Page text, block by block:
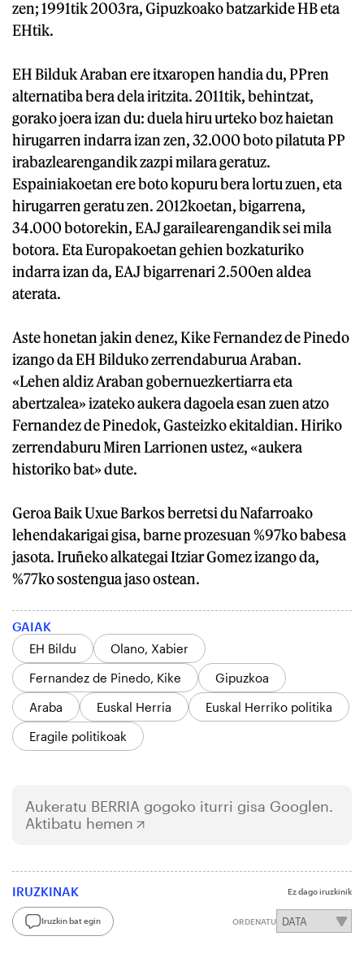
zen; 1991tik 2003ra, Gipuzkoako batzarkide HB eta
EHtik.
EH Bilduk Araban ere itxaropen handia du, PPren
alternatiba bera dela iritzita. 2011tik, behintzat,
gorako joera izan du: duela hiru urteko boz haietan
hirugarren indarra izan zen, 32.000 boto pilatuta PP
irabazlearengandik zazpi milara geratuz.
Espainiakoetan ere boto kopuru bera lortu zuen, eta
hirugarren geratu zen. 2012koetan, bigarrena,
34.000 botorekin, EAJ garailearengandik sei mila
botora. Eta Europakoetan gehien bozkaturiko
indarra izan da, EAJ bigarrenari 2.500en aldea
aterata.
Aste honetan jakin denez, Kike Fernandez de Pinedo
izango da EH Bilduko zerrendaburua Araban.
«Lehen aldiz Araban gobernuezkertiarra eta
abertzalea» izateko aukera dagoela esan zuen atzo
Fernandez de Pinedok, Gasteizko ekitaldian. Hiriko
zerrendaburu Miren Larrionen ustez, «aukera
historiko bat» dute.
Geroa Baik Uxue Barkos berretsi du Nafarroako
lehendakarigai gisa, barne prozesuan %97ko babesa
jasota. Iruñeko alkategai Itziar Gomez izango da,
%77ko sostengua jaso ostean.
GAIAK
EH Bildu
Olano, Xabier
Fernandez de Pinedo, Kike
Gipuzkoa
Araba
Euskal Herria
Euskal Herriko politika
Eragile politikoak
Aukeratu BERRIA gogoko iturri gisa Googlen.
Aktibatu hemen
IRUZKINAK Ez dago iruzkinik
Iruzkin bat egin ORDENATU